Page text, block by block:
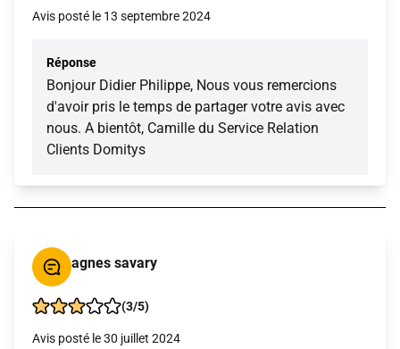
Avis posté le 13 septembre 2024
Réponse
Bonjour Didier Philippe, Nous vous remercions
d'avoir pris le temps de partager votre avis avec
nous. A bientôt, Camille du Service Relation
Clients Domitys
agnes savary
(3/5)
Avis posté le 30 juillet 2024